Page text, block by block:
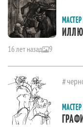
16 лет назад 9